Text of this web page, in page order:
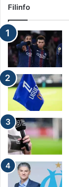
Filinfo